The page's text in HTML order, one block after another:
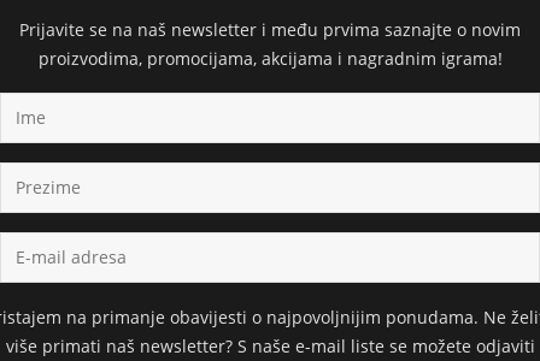
Prijavite se na naš newsletter i među prvima saznajte o novim
proizvodima, promocijama, akcijama i nagradnim igrama!
na primanje obavijesti o najpovoljnijim ponudama. Ne
više primati naš newsletter? S naše e-mail liste se možete odjaviti